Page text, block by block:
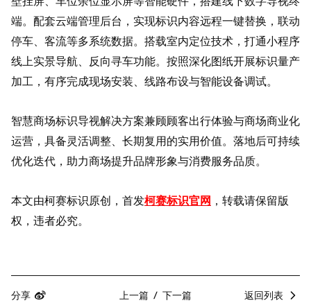
端。配套云端管理后台，实现标识内容远程一键替换，联动
停车、客流等多系统数据。搭载室内定位技术，打通小程序
线上实景导航、反向寻车功能。按照深化图纸开展标识量产
加工，有序完成现场安装、线路布设与智能设备调试。
智慧商场标识导视解决方案兼顾顾客出行体验与商场商业化
运营，具备灵活调整、长期复用的实用价值。落地后可持续
优化迭代，助力商场提升品牌形象与消费服务品质。
本文由柯赛标识原创，首发柯赛标识官网 ，转载请保留版
权，违者必究。
分享 上一篇 下一篇 返回列表